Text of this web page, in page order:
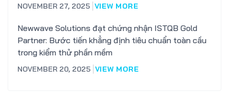
NOVEMBER 27, 2025 VIEW MORE
Newwave Solutions đạt chứng nhận ISTQB Gold
Partner: Bước tiến khẳng định tiêu chuẩn toàn cầu
trong kiểm thử phần mềm
NOVEMBER 20, 2025 VIEW MORE